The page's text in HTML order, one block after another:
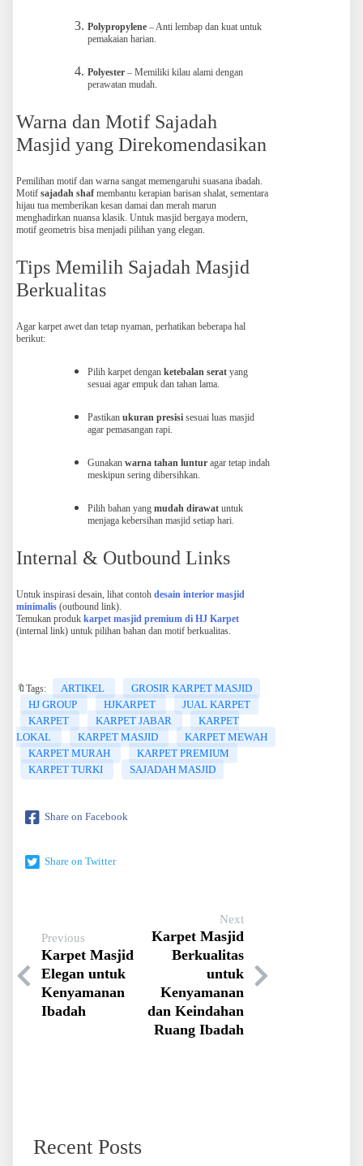
Polypropylene – Anti lembap dan kuat untuk
pemakaian harian.
Polyester – Memiliki kilau alami dengan
perawatan mudah.
Warna dan Motif Sajadah
Masjid yang Direkomendasikan
Pemilihan motif dan warna sangat memengaruhi suasana ibadah.
Motif sajadah shaf membantu kerapian barisan shalat, sementara
hijau tua memberikan kesan damai dan merah marun
menghadirkan nuansa klasik. Untuk masjid bergaya modern,
motif geometris bisa menjadi pilihan yang elegan.
Tips Memilih Sajadah Masjid
Berkualitas
Agar karpet awet dan tetap nyaman, perhatikan beberapa hal
berikut:
Pilih karpet dengan ketebalan serat yang
sesuai agar empuk dan tahan lama.
Pastikan ukuran presisi sesuai luas masjid
agar pemasangan rapi.
Gunakan warna tahan luntur agar tetap indah
meskipun sering dibersihkan.
Pilih bahan yang mudah dirawat untuk
menjaga kebersihan masjid setiap hari.
Internal & Outbound Links
Untuk inspirasi desain, lihat contoh desain interior masjid
minimalis (outbound link).
Temukan produk karpet masjid premium di HJ Karpet
(internal link) untuk pilihan bahan dan motif berkualitas.
🔖Tags: ARTIKEL
GROSIR KARPET MASJID
HJ GROUP
HJKARPET
JUAL KARPET
KARPET
KARPET JABAR
KARPET
LOKAL
KARPET MASJID
KARPET MEWAH
KARPET MURAH
KARPET PREMIUM
KARPET TURKI
SAJADAH MASJID
Share on Facebook
Share on Twitter
Previous
Karpet Masjid
Elegan untuk
Kenyamanan
Ibadah
Next
Karpet Masjid
Berkualitas
untuk
Kenyamanan
dan Keindahan
Ruang Ibadah
Recent Posts